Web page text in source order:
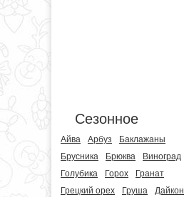
Сезонное
Айва Арбуз
Баклажаны
Брусника
Брюква
Виноград
Голубика
Горох
Гранат
Грецкий орех
Груша
Дайкон